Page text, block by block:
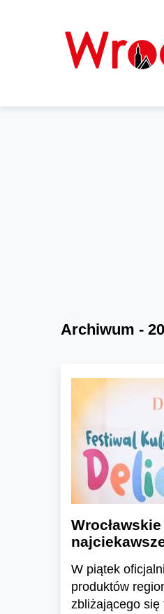
Archiwum -
W piątek
produktów
zbliżającego się